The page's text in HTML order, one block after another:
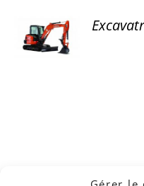
DÉTAILS